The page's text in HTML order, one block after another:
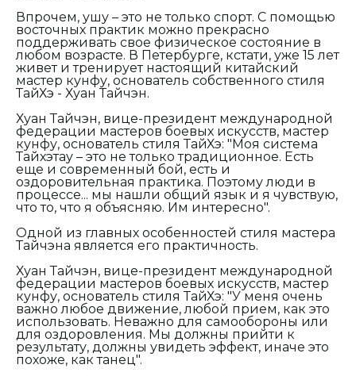
Впрочем, ушу – это не только спорт. С помощью
восточных практик можно прекрасно
поддерживать свое физическое состояние в
любом возрасте. В Петербурге, кстати, уже 15 лет
живет и тренирует настоящий китайский
мастер кунфу, основатель собственного стиля
ТайХэ - Хуан Тайчэн.
Хуан Тайчэн, вице-президент международной
федерации мастеров боевых искусств, мастер
кунфу, основатель стиля ТайХэ: "Моя система
Тайхэтау – это не только традиционное. Есть
еще и современный бой, есть и
оздоровительная практика. Поэтому люди в
процессе... мы нашли общий язык и я чувствую,
что то, что я объясняю. Им интересно".
Одной из главных особенностей стиля мастера
Тайчэна является его практичность.
Хуан Тайчэн, вице-президент международной
федерации мастеров боевых искусств, мастер
кунфу, основатель стиля ТайХэ: "У меня очень
важно любое движение, любой прием, как это
использовать. Неважно для самообороны или
для оздоровления. Мы должны прийти к
результату, должны увидеть эффект, иначе это
похоже, как танец".